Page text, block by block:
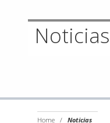
Noticias
Home / Noticias